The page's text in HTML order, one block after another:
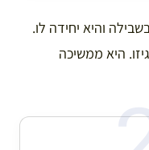
והיא יחידה לו.
היא ממשיכה